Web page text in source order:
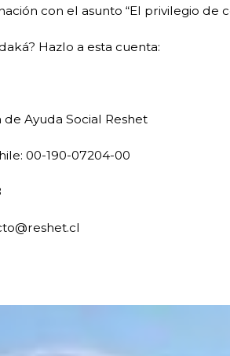
con el asunto “El privilegio de
Hazlo a esta cuenta:
Ayuda Social Reshet
00-190-07204-00